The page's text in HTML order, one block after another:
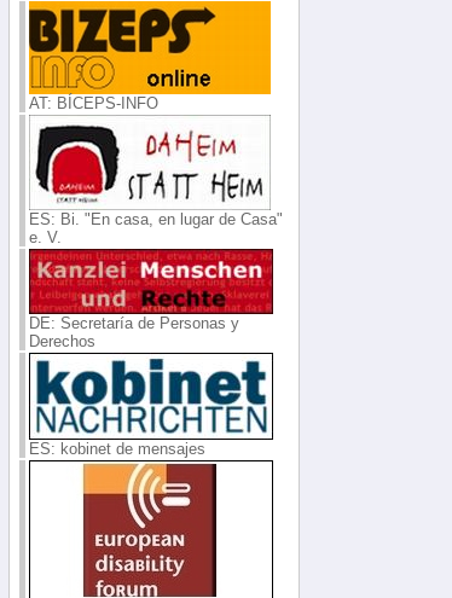
AT: BÍCEPS-INFO
ES: Bi. "En casa, en lugar de Casa"
e. V.
DE: Secretaría de Personas y
Derechos
ES: kobinet de mensajes